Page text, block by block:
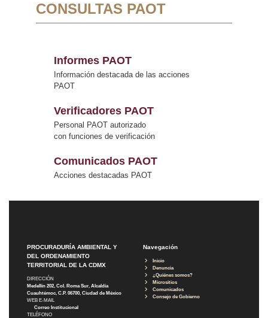
CONSULTAS PAOT
Informes PAOT
Información destacada de las acciones
PAOT
Verificadores PAOT
Personal PAOT autorizado
con funciones de verificación
Comunicados PAOT
Acciones destacadas PAOT
PROCURADURÍA AMBIENTAL Y
DEL ORDENAMIENTO
TERRITORIAL DE LA CDMX
DIRECCIÓN
Medellín 202, Col. Roma Sur, Alcaldía
Cuauhtémoc, C.P. 06700, Ciudad de México
WEB E-MAIL
Correo Institucional
TELÉFONO
Navegación
Inicio
Denuncia
¿Quiénes somos?
Micrositios
Comunicados
Consejo de Gobierno